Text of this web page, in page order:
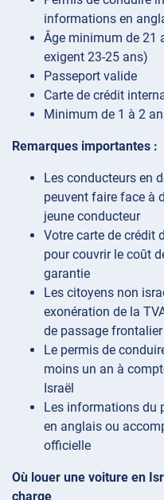
informations en
Âge minimum de 21
exigent 23-25 ans)
Passeport valide
Carte de crédit
Minimum de 1 à 2
Remarques importantes :
Les conducteurs en
peuvent faire face à
jeune conducteur
Votre carte de crédit
pour couvrir le coût
garantie
Les citoyens non
exonération de la
de passage
Le permis de
moins un an à
Israël
Les informations du
en anglais ou
officielle
Où louer une voiture en
charge